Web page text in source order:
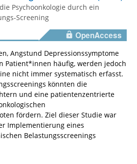
Psychoonkologie durch ein
Screening
OpenAccess
Angstund Depressionssymptome
Patient*innen häufig, werden jedoch
nicht immer systematisch erfasst.
könnten die
und eine patientenzentrierte
fördern. Ziel dieser Studie war
Implementierung eines
Belastungsscreenings